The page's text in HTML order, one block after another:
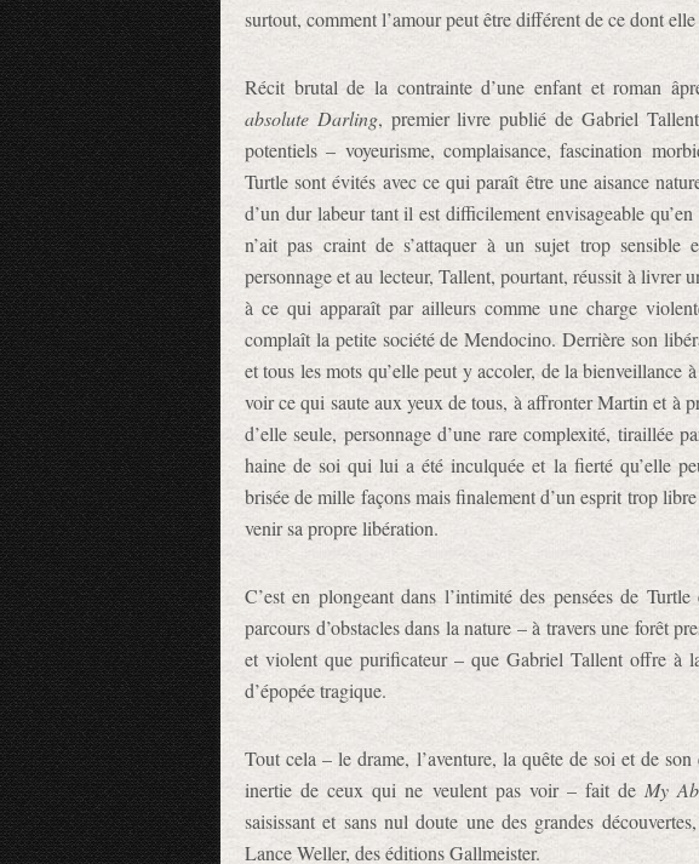
surtout, comment l’amour peut être différent de ce dont
Récit brutal de la contrainte d’une enfant et roman
absolute Darling, premier livre publié de Gabriel
potentiels – voyeurisme, complaisance, fascination
Turtle sont évités avec ce qui paraît être une aisance
d’un dur labeur tant il est difficilement envisageable qu’en
n’ait pas craint de s’attaquer à un sujet trop sensible
personnage et au lecteur, Tallent, pourtant, réussit à livrer
à ce qui apparaît par ailleurs comme une charge
complaît la petite société de Mendocino. Derrière son
et tous les mots qu’elle peut y accoler, de la bienveillance
voir ce qui saute aux yeux de tous, à affronter Martin et à
d’elle seule, personnage d’une rare complexité, tiraillée
haine de soi qui lui a été inculquée et la fierté qu’elle
brisée de mille façons mais finalement d’un esprit trop
venir sa propre libération.
C’est en plongeant dans l’intimité des pensées de
parcours d’obstacles dans la nature – à travers une forêt
et violent que purificateur – que Gabriel Tallent offre à
d’épopée tragique.
Tout cela – le drame, l’aventure, la quête de soi et de
inertie de ceux qui ne veulent pas voir – fait de My
saisissant et sans nul doute une des grandes
Lance Weller, des éditions Gallmeister.